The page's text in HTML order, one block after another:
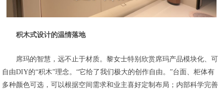
积木式设计的温情落地
席玛的智慧，远不止于材质。黎女士特别欣赏席玛产品模块化、可
自由DIY的“积木”理念。“它给了我们极大的创作自由。”台面、柜体有
多种颜色可选，可以根据空间需求和业主喜好定制布局；内部科学完善